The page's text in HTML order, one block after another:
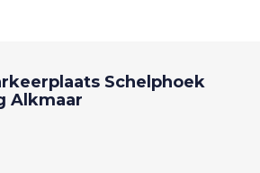
Schelphoek
Alkmaar